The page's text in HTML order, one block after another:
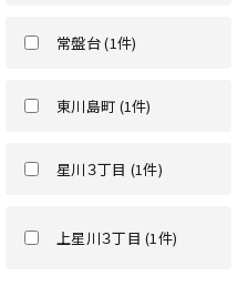
常盤台 (1件)
東川島町 (1件)
星川３丁目 (1件)
上星川３丁目 (1件)